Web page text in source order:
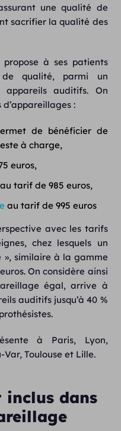
une qualité de
sacrifier la qualité des
propose à ses patients
de qualité, parmi un
auditifs. On
:
de bénéficier de
à charge,
euros,
au tarif de 985 euros,
au tarif de 995 euros
avec les tarifs
chez lesquels un
», similaire à la gamme
On considère ainsi
égal, arrive à
auditifs jusqu’à 40 %
à Paris, Lyon,
Toulouse et Lille.
inclus dans